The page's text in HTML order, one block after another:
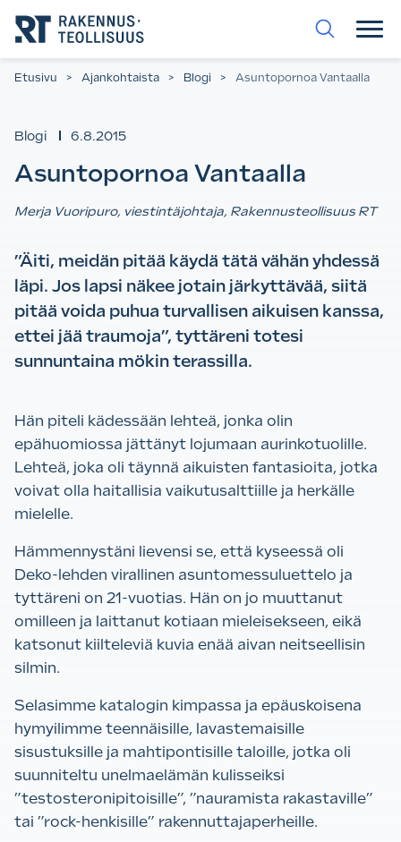
suoraan
sisältöön.
Etusivu > Ajankohtaista > Blogi > Asuntopornoa Vantaalla
Blogi 6.8.2015
Asuntopornoa Vantaalla
Merja Vuoripuro, viestintäjohtaja, Rakennusteollisuus RT
”Äiti, meidän pitää käydä tätä vähän yhdessä
läpi. Jos lapsi näkee jotain järkyttävää, siitä
pitää voida puhua turvallisen aikuisen kanssa,
ettei jää traumoja”, tyttäreni totesi
sunnuntaina mökin terassilla.
Hän piteli kädessään lehteä, jonka olin
epähuomiossa jättänyt lojumaan aurinkotuolille.
Lehteä, joka oli täynnä aikuisten fantasioita, jotka
voivat olla haitallisia vaikutusalttiille ja herkälle
mielelle.
Hämmennystäni lievensi se, että kyseessä oli
Deko-lehden virallinen asuntomessuluettelo ja
tyttäreni on 21-vuotias. Hän on jo muuttanut
omilleen ja laittanut kotiaan mieleisekseen, eikä
katsonut kiilteleviä kuvia enää aivan neitseellisin
silmin.
Selasimme katalogin kimpassa ja epäuskoisena
hymyilimme teennäisille, lavastemaisille
sisustuksille ja mahtipontisille taloille, jotka oli
suunniteltu unelmaelämän kulisseiksi
”testosteronipitoisille”, ”nauramista rakastaville”
tai ”rock-henkisille” rakennuttajaperheille.